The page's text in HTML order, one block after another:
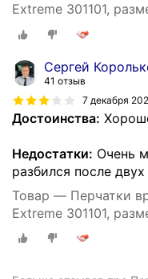
Extreme 301101,
Сергей
41 отзыв
7 декабря
Достоинства:
Недостатки: Очень
разбился после двух
Товар — Перчатки
Extreme 301101,